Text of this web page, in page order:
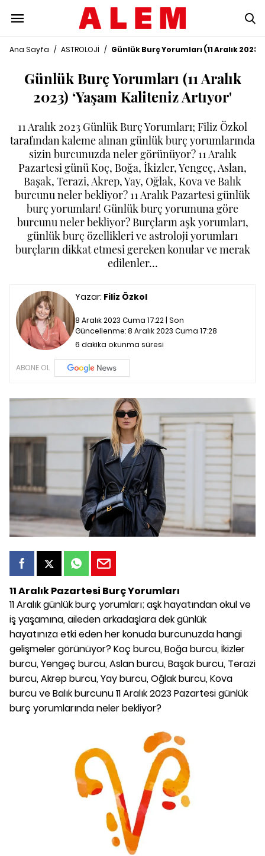
Ana Sayfa / ASTROLOJİ / Günlük Burç Yorumları (11 Aralık
Günlük Burç Yorumları (11 Aralık
2023) ‘Yaşam Kaliteniz Artıyor'
11 Aralık 2023 Günlük Burç Yorumları; Filiz Özkol
tarafından kaleme alınan günlük burç yorumlarında
sizin burcunuzda neler görünüyor? 11 Aralık
Pazartesi günü Koç, Boğa, İkizler, Yengeç, Aslan,
Başak, Terazi, Akrep, Yay, Oğlak, Kova ve Balık
burcunu neler bekliyor? 11 Aralık Pazartesi günlük
burç yorumları! Günlük burç yorumuna göre
burcunu neler bekliyor? Burçların aşk yorumları,
günlük burç özellikleri ve astroloji yorumları
burçların dikkat etmesi gereken konular ve merak
edilenler…
Yazar: Filiz Özkol
8 Aralık 2023 Cuma 17:22 | Son
Güncellenme:8 Aralık 2023 Cuma 17:28
6 dakika okunma süresi
ABONE OL
11 AralıkPazartesi Burç Yorumları
11 Aralık günlük burç yorumları; aşk hayatından okul ve
iş yaşamına, aileden arkadaşlara dek günlük
hayatınıza etki eden her konuda burcunuzda hangi
gelişmeler görünüyor? Koç burcu, Boğa burcu, İkizler
burcu, Yengeç burcu, Aslan burcu, Başak burcu, Terazi
burcu, Akrep burcu, Yay burcu, Oğlak burcu, Kova
burcu ve Balık burcunu 11 Aralık 2023 Pazartesi günlük
burç yorumlarında neler bekliyor?